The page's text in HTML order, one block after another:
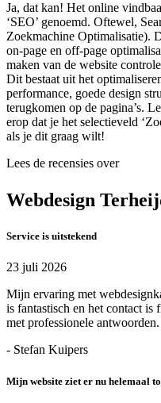
Ja, dat kan! Het online
‘SEO’ genoemd. Oftewel,
Zoekmachine Optimalisatie).
on-page en off-page
maken van de website
Dit bestaat uit het
performance, goede design
terugkomen op de pagina’s.
erop dat je het selectieveld
als je dit graag wilt!
Lees de recensies over
Webdesign
Service is uitstekend
23 juli 2026
Mijn ervaring met
is fantastisch en het contact is
met professionele
- Stefan Kuipers
Mijn website ziet er nu helemaal